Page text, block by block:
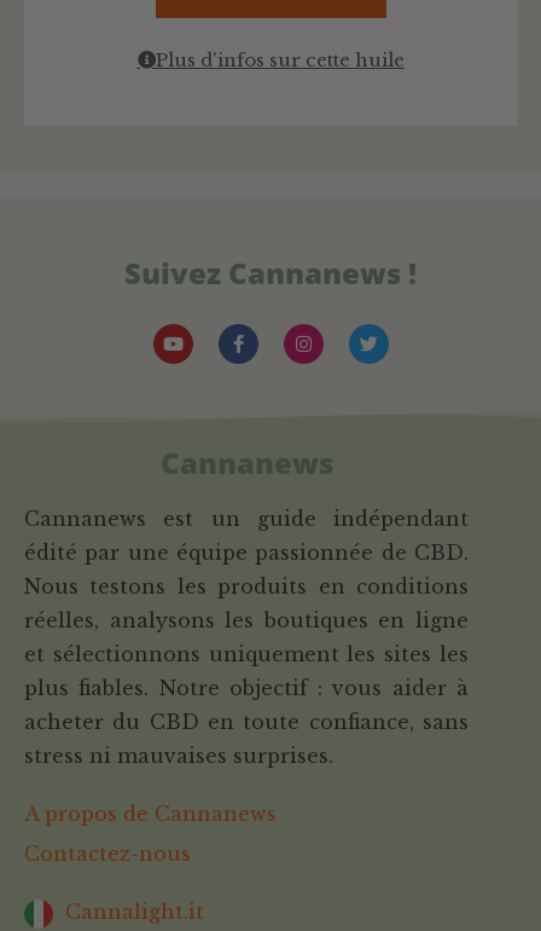
Plus d'infos sur cette huile
Suivez Cannanews !
Cannanews
Cannanews est un guide indépendant
édité par une équipe passionnée de CBD.
Nous testons les produits en conditions
réelles, analysons les boutiques en ligne
et sélectionnons uniquement les sites les
plus fiables. Notre objectif : vous aider à
acheter du CBD en toute confiance, sans
stress ni mauvaises surprises.
A propos de Cannanews
Contactez-nous
Cannalight.it